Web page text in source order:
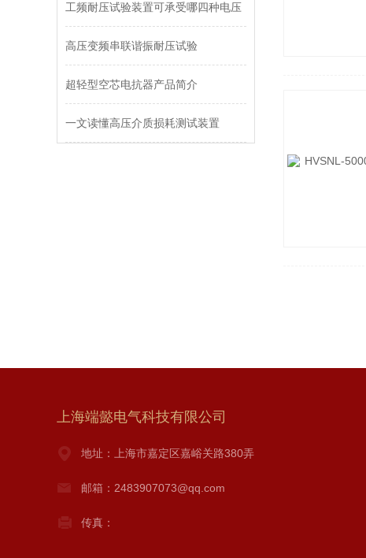
工频耐压试验装置可承受哪四种电压
高压变频串联谐振耐压试验
超轻型空芯电抗器产品简介
一文读懂高压介质损耗测试装置
上海端懿电气科技有限公司
地址：上海市嘉定区嘉峪关路380弄
邮箱：2483907073@qq.com
传真：